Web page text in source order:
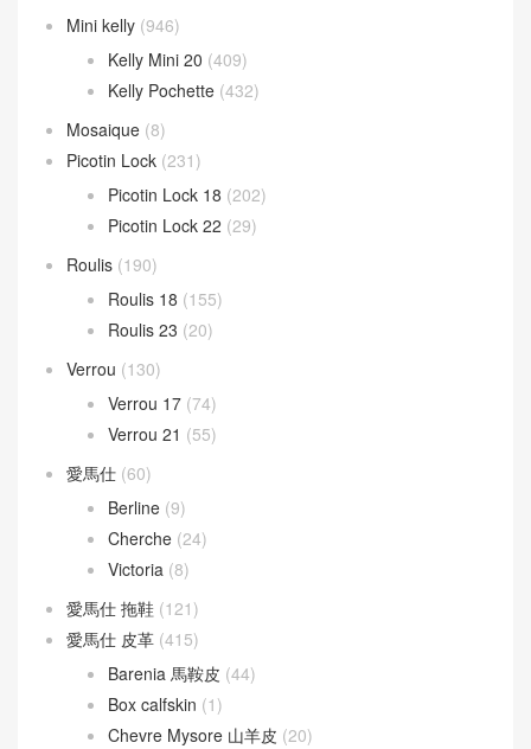
Mini kelly (946)
Kelly Mini 20 (409)
Kelly Pochette (432)
Mosaique (8)
Picotin Lock (231)
Picotin Lock 18 (202)
Picotin Lock 22 (29)
Roulis (190)
Roulis 18 (155)
Roulis 23 (20)
Verrou (130)
Verrou 17 (74)
Verrou 21 (55)
愛馬仕 (60)
Berline (9)
Cherche (24)
Victoria (8)
愛馬仕 拖鞋 (121)
愛馬仕 皮革 (415)
Barenia 馬鞍皮 (44)
Box calfskin (1)
Chevre Mysore 山羊皮 (20)